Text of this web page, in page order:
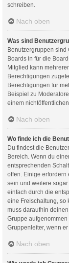
schreiben.
Nach oben
Was sind
Benutzergruppen sind
Boards in für die
Mitglied kann
Berechtigungen
Berechtigungen für
Beispiel zu
einem
Nach oben
Wo finde ich die
Du findest die
Bereich. Wenn du
entsprechenden
offen. Einige erfordern
sein und weitere
einfach durch die
eine Freischaltung, so
muss daraufhin
Gruppe
Gruppenleiter, wenn
Nach oben